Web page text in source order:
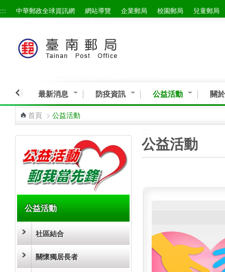
跳到主要內容區塊
::: 中華郵政全球資訊網 網站導覽 企業郵局 校園郵局 兒童郵局
最新消息 防疫資訊 公益活動 關
首頁 > 公益活動
公益活動
社區結合
關懷獨居長者
公益活動